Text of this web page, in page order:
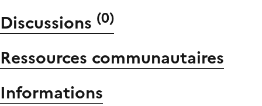
Discussions (0)
Ressources communautaires
Informations